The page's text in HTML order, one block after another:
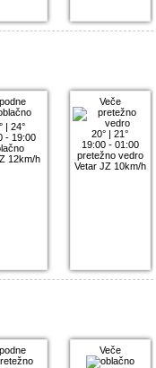
|24°
- 19:00
12km/h
Veče
20° |21°
19:00 - 01:00
pretežno vedro
Vetar JZ 10km/h
Veče